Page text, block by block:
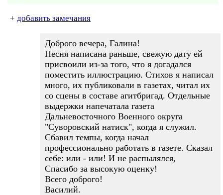
+ добавить замечания
Доброго вечера, Галина!
Песня написана раньше, свежую дату ей
присвоили из-за того, что я догадался
поместить иллюстрацию. Стихов я написал
много, их публиковали в газетах, читал их
со сцены в составе агитбригад. Отдельные
выдержки напечатала газета
Дальневосточного Военного округа
"Суворовский натиск", когда я служил.
Сбавил темпы, когда начал
профессионально работать в газете. Сказал
себе: или - или! И не распылялся,
Спасибо за высокую оценку!
Всего доброго!
Василий.